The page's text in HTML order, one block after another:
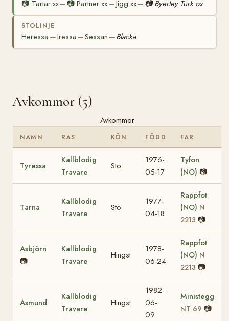
📷 Tartar xx— 📷Partner xx—Jigg xx— 📷 Byerley Turk ox
STOLINJE
Heressa —Iressa—Sessan —Blacka
Avkommor (5)
Avkommor
NAMN RAS KÖN FÖDD FAR
Tyressa
Kallblodig
Travare
Sto
1976-
05-17
Tyfon
(NO) 📷
Tärna
Kallblodig
Travare
Sto
1977-
04-18
Rappfot
(NO) N
2213 📷
Asbjörn
📷
Kallblodig
Travare
Hingst
1978-
06-24
Rappfot
(NO) N
2213 📷
Asmund
Kallblodig
Travare
Hingst
1982-
06-
09
Ministegg
NT 69 📷